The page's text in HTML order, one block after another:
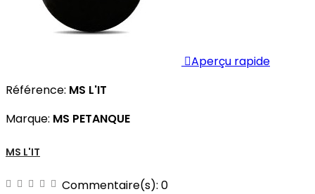
Aperçu rapide
Référence: MS L'IT
Marque: MS PETANQUE
MS L'IT
Commentaire(s): 0